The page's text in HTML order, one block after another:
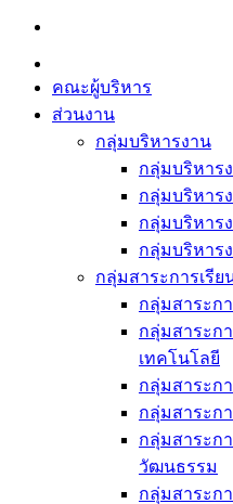
Skip
content
คณะผู้บริหาร
ส่วนงาน
กลุ่มบริหารงาน
กลุ่มบริหาร
กลุ่มบริหาร
กลุ่มบริหาร
กลุ่มบริหาร
กลุ่มสาระการเรีย
กลุ่มสาระก
กลุ่มสาระก
เทคโนโลยี
กลุ่มสาระก
กลุ่มสาระก
กลุ่มสาระก
วัฒนธรรม
กลุ่มสาระก